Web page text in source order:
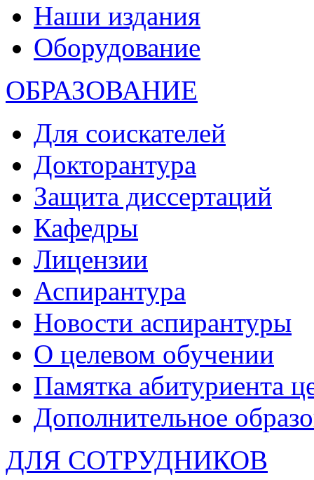
Наши издания
Оборудование
ОБРАЗОВАНИЕ
Для соискателей
Докторантура
Защита диссертаций
Кафедры
Лицензии
Аспирантура
Новости аспирантуры
О целевом обучении
Памятка абитуриента
Дополнительное
ДЛЯ СОТРУДНИКОВ